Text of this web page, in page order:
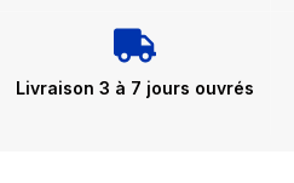
Livraison 3 à 7 jours ouvrés